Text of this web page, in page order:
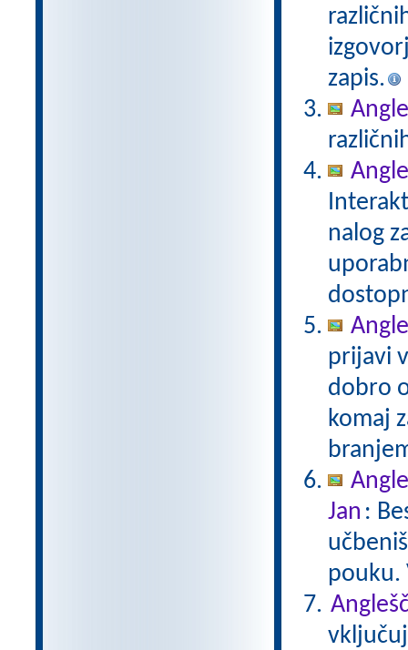
zapis.
nalog
prijavi
dobro
komaj
Jan :
pouku.